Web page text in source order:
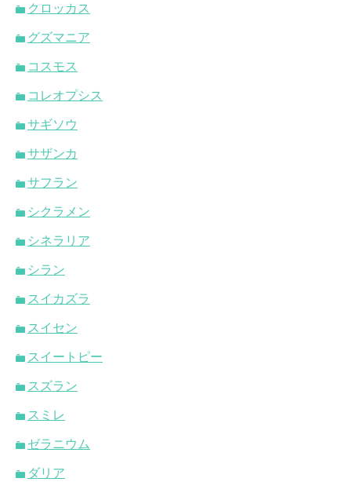
クロッカス
グズマニア
コスモス
コレオプシス
サギソウ
サザンカ
サフラン
シクラメン
シネラリア
シラン
スイカズラ
スイセン
スイートピー
スズラン
スミレ
ゼラニウム
ダリア